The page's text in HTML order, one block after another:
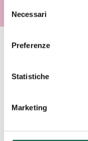
del
consenso
Necessari
Preferenze
Statistiche
Marketing